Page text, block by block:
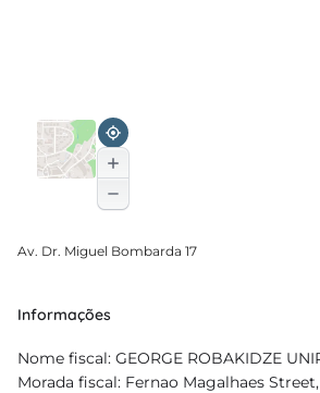
Av. Dr. Miguel Bombarda 17
Informações
Nome fiscal: GEORGE ROBAKIDZE
Morada fiscal: Fernao Magalhaes